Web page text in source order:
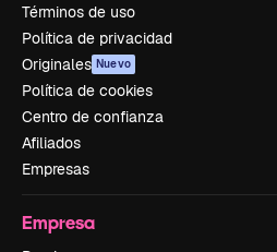
Términos de uso
Política de privacidad
Originales Nuevo
Política de cookies
Centro de confianza
Afiliados
Empresas
Empresa